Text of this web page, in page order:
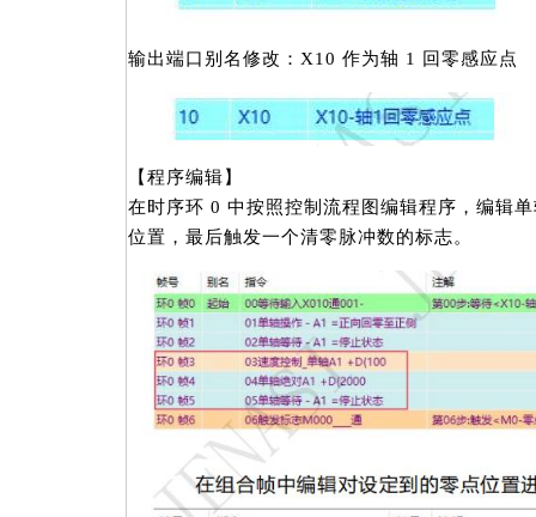
输出端口别名修改：X10 作为轴 1 回零感应点
【程序编辑】
在时序环 0 中按照控制流程图编辑程序，编辑
位置，最后触发一个清零脉冲数的标志。